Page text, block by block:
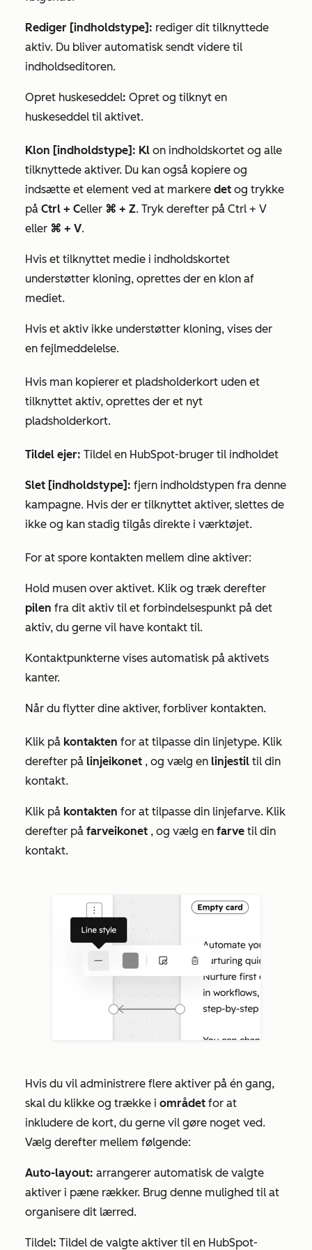
Rediger [indholdstype]: rediger dit tilknyttede
aktiv. Du bliver automatisk sendt videre til
indholdseditoren.
Opret huskeseddel: Opret og tilknyt en
huskeseddel til aktivet.
Klon [indholdstype]: Kl on indholdskortet og alle
tilknyttede aktiver. Du kan også kopiere og
indsætte et element ved at markere det og trykke
på Ctrl + Celler ⌘ + Z. Tryk derefter på Ctrl + V
eller ⌘ + V.
Hvis et tilknyttet medie i indholdskortet
understøtter kloning, oprettes der en klon af
mediet.
Hvis et aktiv ikke understøtter kloning, vises der
en fejlmeddelelse.
Hvis man kopierer et pladsholderkort uden et
tilknyttet aktiv, oprettes der et nyt
pladsholderkort.
Tildel ejer: Tildel en HubSpot-bruger til indholdet
Slet [indholdstype]: fjern indholdstypen fra denne
kampagne. Hvis der er tilknyttet aktiver, slettes de
ikke og kan stadig tilgås direkte i værktøjet.
For at spore kontakten mellem dine aktiver:
Hold musen over aktivet. Klik og træk derefter
pilen fra dit aktiv til et forbindelsespunkt på det
aktiv, du gerne vil have kontakt til.
Kontaktpunkterne vises automatisk på aktivets
kanter.
Når du flytter dine aktiver, forbliver kontakten.
Klik på kontakten for at tilpasse din linjetype. Klik
derefter på linjeikonet , og vælg en linjestil til din
kontakt.
Klik på kontakten for at tilpasse din linjefarve. Klik
derefter på farveikonet , og vælg en farve til din
kontakt.
Hvis du vil administrere flere aktiver på én gang,
skal du klikke og trække i området for at
inkludere de kort, du gerne vil gøre noget ved.
Vælg derefter mellem følgende:
Auto-layout: arrangerer automatisk de valgte
aktiver i pæne rækker. Brug denne mulighed til at
organisere dit lærred.
Tildel: Tildel de valgte aktiver til en HubSpot-